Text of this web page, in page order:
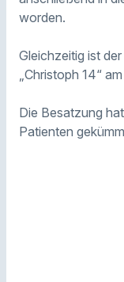
worden.
Gleichzeitig ist
„Christoph 14“
Die Besatzung
Patienten